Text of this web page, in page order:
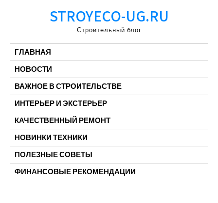
STROYECO-UG.RU
Строительный блог
ГЛАВНАЯ
НОВОСТИ
ВАЖНОЕ В СТРОИТЕЛЬСТВЕ
ИНТЕРЬЕР И ЭКСТЕРЬЕР
КАЧЕСТВЕННЫЙ РЕМОНТ
НОВИНКИ ТЕХНИКИ
ПОЛЕЗНЫЕ СОВЕТЫ
ФИНАНСОВЫЕ РЕКОМЕНДАЦИИ